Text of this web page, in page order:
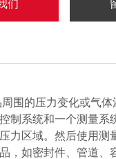
们
围的压力变化或气体
制系统和一个测量系
力区域。然后使用测
，如密封件、管道、